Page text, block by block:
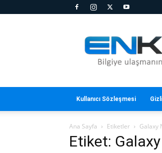
Kullanıcı Sözleşmesi
Ana Sayfa Etiketler Galaxy
Etiket: